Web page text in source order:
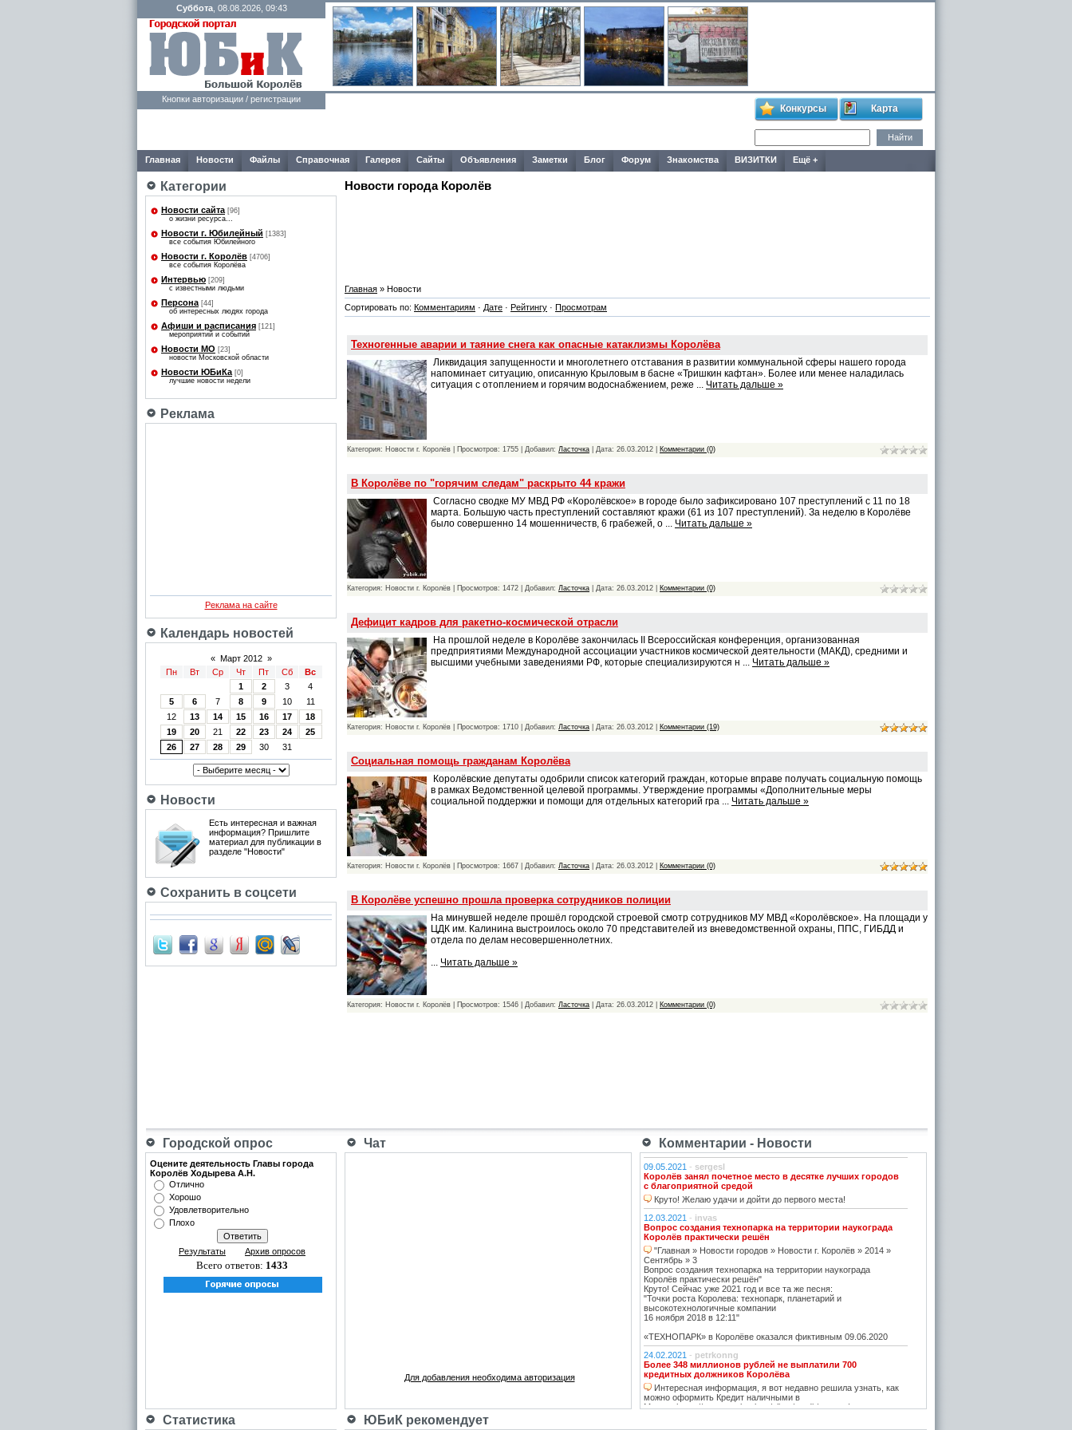
Суббота, 08.08.2026, 09:43
Кнопки авторизации / регистрации
Конкурсы Карта
Главная Новости Файлы Справочная Галерея Сайты Объявления Заметки Блог Форум Знакомства ВИЗИТКИ Ещё +
Категории
Новости сайта [96]
о жизни ресурса...
Новости г. Юбилейный [1383]
все события Юбилейного
Новости г. Королёв [4706]
все события Королёва
Интервью [209]
с известными людьми
Персона [44]
об интересных людях города
Афиши и расписания [121]
мероприятий и событий
Новости МО [23]
новости Московской области
Новости ЮБиКа [0]
лучшие новости недели
Реклама
Реклама на сайте
Календарь новостей
« Март 2012 »
Пн
Вт Ср Чт Пт Сб
Вс
1
2 3
4
5
6 7 8 9 10
11
12
13 14 15 16 17
18
19
20 21 22 23 24
25
26
27 28 29 30 31
Новости
Есть интересная и важная
информация? Пришлите
материал для публикации в
разделе "Новости"
Сохранить в соцсети
Новости города Королёв
Главная » Новости
Сортировать по: Комментариям · Дате · Рейтингу · Просмотрам
Техногенные аварии и таяние снега как опасные катаклизмы Королёва
Ликвидация запущенности и многолетнего отставания в развитии коммунальной сферы нашего города
напоминает ситуацию, описанную Крыловым в басне «Тришкин кафтан». Более или менее наладилась
ситуация с отоплением и горячим водоснабжением, реже ... Читать дальше »
Категория: Новости г. Королёв | Просмотров: 1755 | Добавил: Ласточка | Дата: 26.03.2012 Комментарии (0)
В Королёве по "горячим следам" раскрыто 44 кражи
Согласно сводке МУ МВД РФ «Королёвское» в городе было зафиксировано 107 преступлений с 11 по 18
марта. Большую часть преступлений составляют кражи (61 из 107 преступлений). За неделю в Королёве
было совершенно 14 мошенничеств, 6 грабежей, о ... Читать дальше »
Категория: Новости г. Королёв | Просмотров: 1472 | Добавил: Ласточка | Дата: 26.03.2012 Комментарии (0)
Дефицит кадров для ракетно-космической отрасли
На прошлой неделе в Королёве закончилась II Всероссийская конференция, организованная
предприятиями Международной ассоциации участников космической деятельности (МАКД), средними и
высшими учебными заведениями РФ, которые специализируются н ... Читать дальше »
Категория: Новости г. Королёв | Просмотров: 1710 | Добавил: Ласточка | Дата: 26.03.2012 Комментарии (19)
Социальная помощь гражданам Королёва
Королёвские депутаты одобрили список категорий граждан, которые вправе получать социальную помощь
в рамках Ведомственной целевой программы. Утверждение программы «Дополнительные меры
социальной поддержки и помощи для отдельных категорий гра ... Читать дальше »
Категория: Новости г. Королёв | Просмотров: 1667 | Добавил: Ласточка | Дата: 26.03.2012 Комментарии (0)
В Королёве успешно прошла проверка сотрудников полиции
На минувшей неделе прошёл городской строевой смотр сотрудников МУ МВД «Королёвское». На площади у
ЦДК им. Калинина выстроилось около 70 представителей из вневедомственной охраны, ППС, ГИБДД и
отдела по делам несовершеннолетних.
... Читать дальше »
Категория: Новости г. Королёв | Просмотров: 1546 | Добавил: Ласточка | Дата: 26.03.2012 Комментарии (0)
Городской опрос Чат Комментарии - Новости
Оцените деятельность Главы города
Королёв Ходырева А.Н.
Отлично
Хорошо
Удовлетворительно
Плохо
Результаты Архив опросов
Всего ответов: 1433
Для добавления необходима авторизация
09.05.2021 - sergesl
Королёв занял почетное место в десятке лучших городов
с благоприятной средой
Круто! Желаю удачи и дойти до первого места!
12.03.2021 - invas
Вопрос создания технопарка на территории наукограда
Королёв практически решён
"Главная » Новости городов » Новости г. Королёв » 2014 »
Сентябрь » 3
Вопрос создания технопарка на территории наукограда
Королёв практически решён"
Круто! Сейчас уже 2021 год и все та же песня:
"Точки роста Королева: технопарк, планетарий и
высокотехнологичные компании
16 ноября 2018 в 12:11"
«ТЕХНОПАРК» в Королёве оказался фиктивным 09.06.2020
24.02.2021 - petrkonng
Более 348 миллионов рублей не выплатили 700
кредитных должников Королёва
Интересная информация, я вот недавно решила узнать, как
можно оформить Кредит наличными в
Москве https://www.vostbank.ru/client/credit/ тут информацию в
Статистика ЮБиК рекомендует